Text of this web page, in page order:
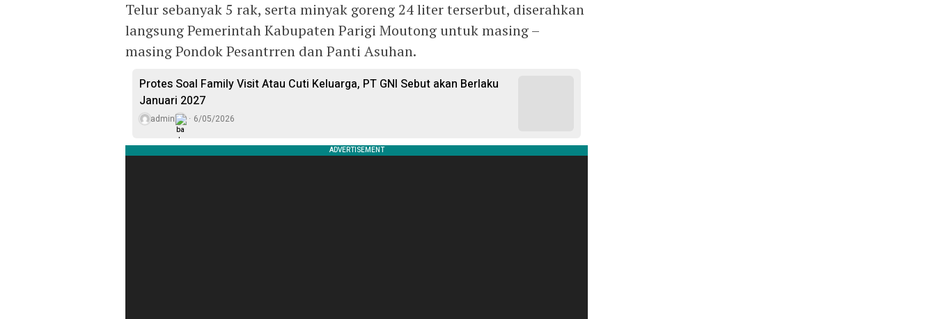
Telur sebanyak 5 rak, serta minyak goreng 24 liter terserbut, diserahkan
langsung Pemerintah Kabupaten Parigi Moutong untuk masing –
masing Pondok Pesantrren dan Panti Asuhan.
Protes Soal Family Visit Atau Cuti Keluarga, PT GNI Sebut akan Berlaku
Januari 2027
admin 6/05/2026